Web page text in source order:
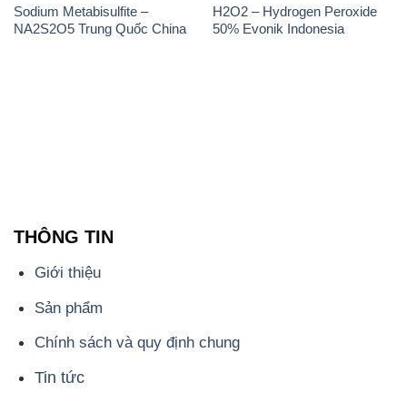
Sodium Metabisulfite –
NA2S2O5 Trung Quốc China
H2O2 – Hydrogen Peroxide
50% Evonik Indonesia
THÔNG TIN
Giới thiệu
Sản phẩm
Chính sách và quy định chung
Tin tức